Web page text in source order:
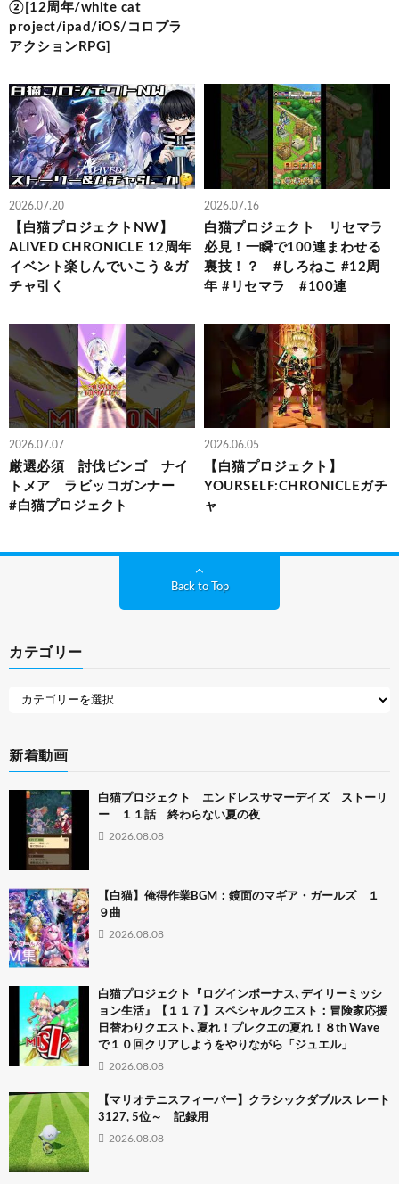
②[12周年/white cat
project/ipad/iOS/コロプラ
アクションRPG]
2026.07.20
【白猫プロジェクトNW】
ALIVED CHRONICLE 12周年
イベント楽しんでいこう＆ガ
チャ引く
2026.07.16
白猫プロジェクト リセマラ
必見！一瞬で100連まわせる
裏技！？ #しろねこ #12周
年 #リセマラ #100連
2026.07.07
厳選必須 討伐ビンゴ ナイ
トメア ラビッコガンナー
#白猫プロジェクト
2026.06.05
【白猫プロジェクト】
YOURSELF:CHRONICLEガチ
ャ
Back to Top
カテゴリー
新着動画
白猫プロジェクト エンドレスサマーデイズ ストーリ
ー １１話 終わらない夏の夜
2026.08.08
【白猫】俺得作業BGM：鏡面のマギア・ガールズ １
９曲
2026.08.08
白猫プロジェクト『ログインボーナス､デイリーミッシ
ョン生活』【１１７】スペシャルクエスト：冒険家応援
日替わりクエスト､夏れ！プレクエの夏れ！８th Wave
で１０回クリアしようをやりながら「ジュエル」
2026.08.08
【マリオテニスフィーバー】クラシックダブルス レート
3127, 5位～ 記録用
2026.08.08